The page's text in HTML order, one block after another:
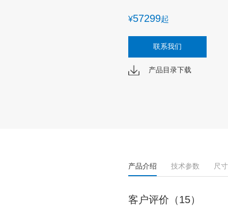
¥57299起
联系我们
产品目录下载
产品介绍 技术参数 尺
客户评价（15）